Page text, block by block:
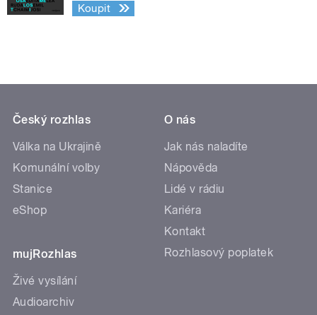
Koupit
Český rozhlas
Válka na Ukrajině
Komunální volby
Stanice
eShop
mujRozhlas
Živé vysílání
Audioarchiv
O nás
Jak nás naladíte
Nápověda
Lidé v rádiu
Kariéra
Kontakt
Rozhlasový poplatek